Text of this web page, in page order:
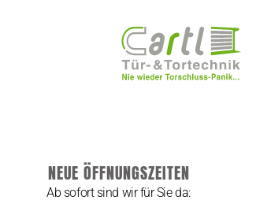
NEUE ÖFFNUNGSZEITEN
Ab sofort sind wir für Sie da: